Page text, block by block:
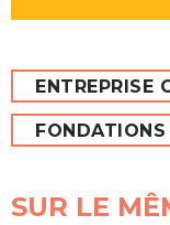
ENTREPRISE
FONDATIONS
SUR LE